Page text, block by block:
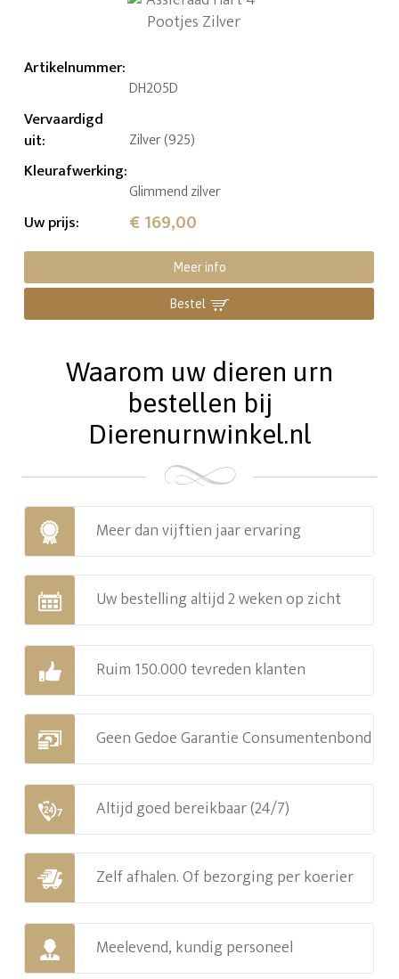
Artikelnummer:
DH205D
Vervaardigd
uit: Zilver (925)
Kleurafwerking:
Glimmend zilver
Uw prijs: € 169,00
Meer info
Bestel
Waarom uw dieren urn
bestellen bij
Dierenurnwinkel.nl
Meer dan vijftien jaar ervaring
Uw bestelling altijd 2 weken op zicht
Ruim 150.000 tevreden klanten
Geen Gedoe Garantie Consumentenbond
Altijd goed bereikbaar (24/7)
Zelf afhalen. Of bezorging per koerier
Meelevend, kundig personeel